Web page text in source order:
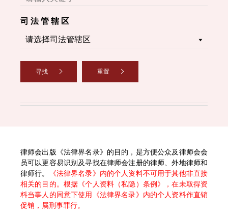
司 法 管 辖 区
寻找 重置
律师会出版《法律界名录》的目的，是方便公众及律师会会
员可以更容易识别及寻找在律师会注册的律师、外地律师和
律师行。
《法律界名录》内的个人资料不可用于其他非直接
相关的目的。根据《个人资料（私隐）条例》，在未取得资
料当事人的同意下使用《法律界名录》内的个人资料作直销
促销，属刑事罪行。